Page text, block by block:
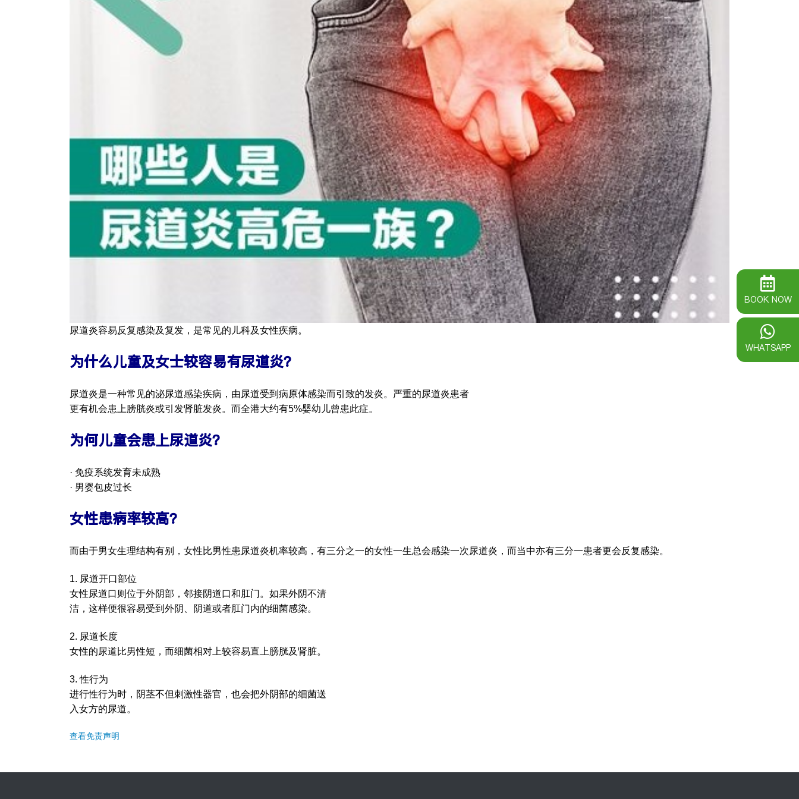
尿道炎容易反复感染及复发，是常见的儿科及女性疾病。
为什么儿童及女士较容易有尿道炎？
尿道炎是一种常见的泌尿道感染疾病，由尿道受到病原体感染而引致的发炎。严重的尿道炎患者
更有机会患上膀胱炎或引发肾脏发炎。而全港大约有5%婴幼儿曾患此症。
为何儿童会患上尿道炎？
· 免疫系统发育未成熟
· 男婴包皮过长
女性患病率较高？
而由于男女生理结构有别，女性比男性患尿道炎机率较高，有三分之一的女性一生总会感染一次尿道炎，而当中亦有三分一患者更会反复感染。
1. 尿道开口部位
女性尿道口则位于外阴部，邻接阴道口和肛门。如果外阴不清
洁，这样便很容易受到外阴、阴道或者肛门内的细菌感染。
2. 尿道长度
女性的尿道比男性短，而细菌相对上较容易直上膀胱及肾脏。
3. 性行为
进行性行为时，阴茎不但刺激性器官，也会把外阴部的细菌送
入女方的尿道。
查看免责声明
BOOK NOW
WHATSAPP